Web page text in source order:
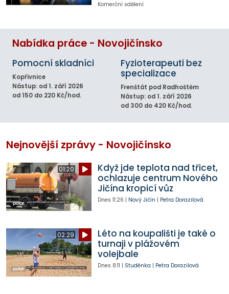
Komerční sdělení
Nabídka práce - Novojičínsko
Pomocní skladníci
Kopřivnice
Nástup: od 1. září 2026
od 150 do 220 Kč/hod.
Fyzioterapeuti bez
specializace
Frenštát pod Radhoštěm
Nástup: od 1. září 2026
od 300 do 420 Kč/hod.
Nejnovější zprávy - Novojičínsko
01:20
Když jde teplota nad třicet,
ochlazuje centrum Nového
Jičína kropicí vůz
Dnes 11:26 | Nový Jičín | Petra Dorazilová
02:29
Léto na koupališti je také o
turnaji v plážovém
volejbale
Dnes 8:11 | Studénka | Petra Dorazilová